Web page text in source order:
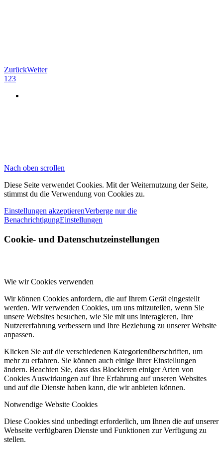
ZurückWeiter
1 23
Nach oben scrollen
Diese Seite verwendet Cookies. Mit der Weiternutzung der Seite,
stimmst du die Verwendung von Cookies zu.
Einstellungen akzeptierenVerberge nur die
BenachrichtigungEinstellungen
Cookie- und Datenschutzeinstellungen
Wie wir Cookies verwenden
Wir können Cookies anfordern, die auf Ihrem Gerät eingestellt
werden. Wir verwenden Cookies, um uns mitzuteilen, wenn Sie
unsere Websites besuchen, wie Sie mit uns interagieren, Ihre
Nutzererfahrung verbessern und Ihre Beziehung zu unserer Website
anpassen.
Klicken Sie auf die verschiedenen Kategorienüberschriften, um
mehr zu erfahren. Sie können auch einige Ihrer Einstellungen
ändern. Beachten Sie, dass das Blockieren einiger Arten von
Cookies Auswirkungen auf Ihre Erfahrung auf unseren Websites
und auf die Dienste haben kann, die wir anbieten können.
Notwendige Website Cookies
Diese Cookies sind unbedingt erforderlich, um Ihnen die auf unserer
Webseite verfügbaren Dienste und Funktionen zur Verfügung zu
stellen.